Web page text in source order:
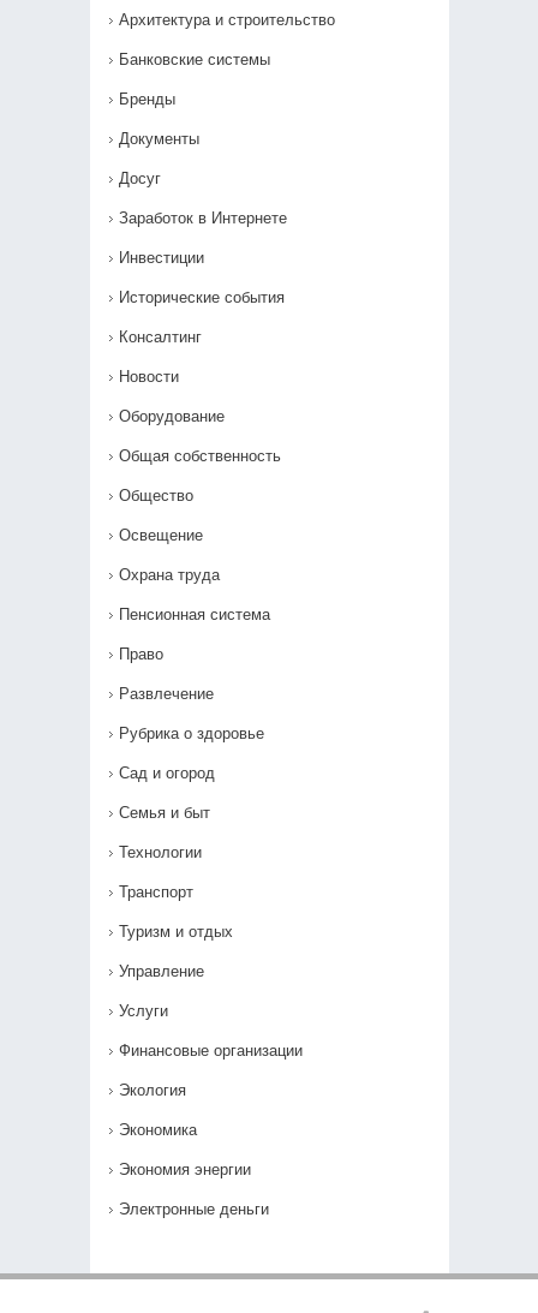
Архитектура и строительство
Банковские системы
Бренды
Документы
Досуг
Заработок в Интернете
Инвестиции
Исторические события
Консалтинг
Новости
Оборудование
Общая собственность
Общество
Освещение
Охрана труда
Пенсионная система
Право
Развлечение
Рубрика о здоровье
Сад и огород
Семья и быт
Технологии
Транспорт
Туризм и отдых
Управление
Услуги
Финансовые организации
Экология
Экономика
Экономия энергии
Электронные деньги